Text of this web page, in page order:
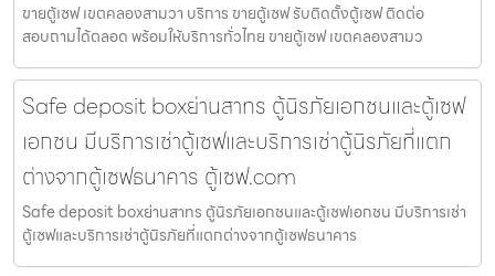
ขายตู้เซฟ เขตคลองสามวา บริการ ขายตู้เซฟ รับติดตั้งตู้เซฟ ติดต่อ
สอบถามได้ตลอด พร้อมให้บริการทั่วไทย ขายตู้เซฟ เขตคลองสามว
Safe deposit boxย่านสาทร ตู้นิรภัยเอกชนและตู้เซฟ
เอกชน มีบริการเช่าตู้เซฟและบริการเช่าตู้นิรภัยที่แตก
ต่างจากตู้เซฟธนาคาร ตู้เซฟ.com
Safe deposit boxย่านสาทร ตู้นิรภัยเอกชนและตู้เซฟเอกชน มีบริการเช่า
ตู้เซฟและบริการเช่าตู้นิรภัยที่แตกต่างจากตู้เซฟธนาคาร